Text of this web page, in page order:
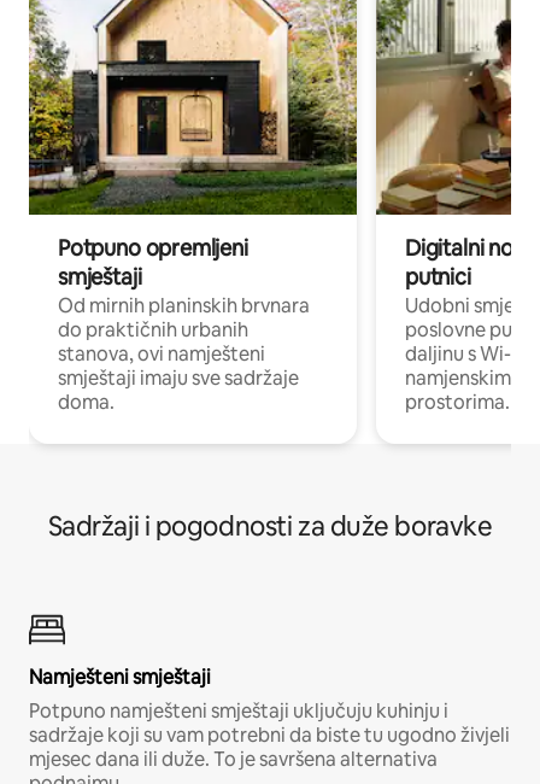
Potpuno opremljeni
smještaji
Od mirnih planinskih brvnara
do praktičnih urbanih
stanova, ovi namješteni
smještaji imaju sve sadržaje
doma.
Digitalni
putnici
Udobni
poslovne
daljinu s Wi-Fi
namjenskim
prostorima.
Sadržaji i pogodnosti za duže boravke
Namješteni smještaji
Potpuno namješteni smještaji uključuju kuhinju i
sadržaje koji su vam potrebni da biste tu ugodno živjeli
mjesec dana ili duže. To je savršena alternativa